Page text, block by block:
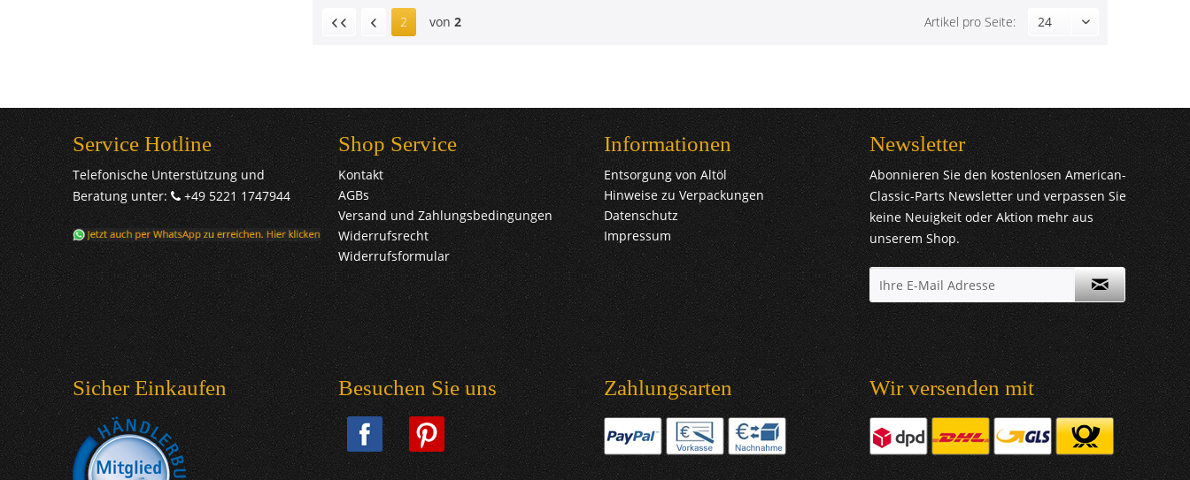
2 von 2 Artikel pro Seite:
Service Hotline
Telefonische Unterstützung und
Beratung unter:
+49 5221 1747944
Shop Service
Kontakt
AGBs
Versand und Zahlungsbedingungen
Widerrufsrecht
Widerrufsformular
Informationen
Entsorgung von Altöl
Hinweise zu Verpackungen
Datenschutz
Impressum
Newsletter
Abonnieren Sie den kostenlosen American-
Classic-Parts Newsletter und verpassen Sie
keine Neuigkeit oder Aktion mehr aus
unserem Shop.
Sicher Einkaufen Besuchen Sie uns Zahlungsarten Wir versenden mit